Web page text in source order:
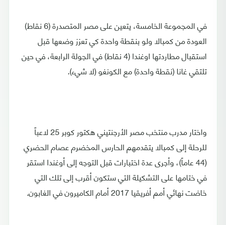
في المجموعة الخامسة، يتعين على مصر المتصدرة (6 نقاط)
العودة من كمبالا ولو بنقطة واحدة كي تعزز وضعها قبل
استقبال مطاردتها اوغندا (4 نقاط) في الجولة الرابعة، في حين
تلتقي غانا (نقطة واحدة) مع الكونغو (لا شيء).
واختار مدرب منتخب مصر الأرجنتيني هكتور كوبر 25 لاعباً
للرحلة إلى كمبالا يتقدمهم الحارس المخضرم عصام الحضري
(44 عاماً)، وأجرى عدة اختبارات قبل التوجه إلى أوغندا استقر
في ختامها على التشكيلة التي ستكون أقرب إلى تلك التي
خاضت نهائي أمم أفريقيا 2017 أمام الكاميرون في الغابون.